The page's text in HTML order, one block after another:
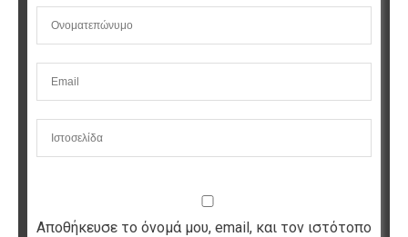
Αποθήκευσε το όνομά μου, email, και τον ιστότοπο